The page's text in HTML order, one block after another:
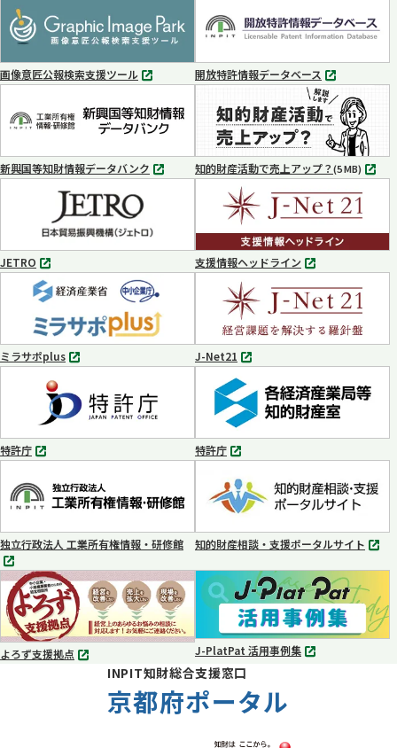
ブ
で
開
く
ブ
で
く
画像意匠公報検索支援ツール
別
ブ
で
く
開放特許情報データベース
別
タ
ブ
で
開
く
新興国等知財情報データバンク
別
開
く
知的財産活動で売上アップ？(5 MB) MP4
JETRO
別
タ
ブ
で
開
く
支援情報ヘッドライン
別
タ
ブ
で
開
く
ミラサポplus
別
ブ
で
開
く
J-Net21
別
タ
ブ
で
開
く
特許庁
別
ブ
で
く
特許庁
別
ブ
で
開
く
独立行政法人 工業所有権情報・研修館
別
タ
ブ
で
知的財産相談・支援ポータルサイト
別
タ
開
く
よろず支援拠点
別
J-PlatPat 活用事例集
別
INPIT知財総合支援窓口
京都府ポータル